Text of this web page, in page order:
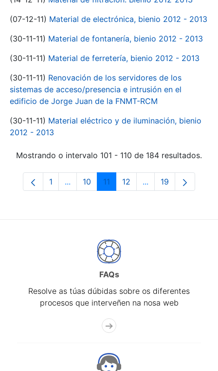
(07-12-11) Material de electrónica, bienio 2012 - 2013
(30-11-11) Material de fontanería, bienio 2012 - 2013
(30-11-11) Material de ferretería, bienio 2012 - 2013
(30-11-11) Renovación de los servidores de los
sistemas de acceso/presencia e intrusión en el
edificio de Jorge Juan de la FNMT-RCM
(30-11-11) Material eléctrico y de iluminación, bienio
2012 - 2013
Mostrando o intervalo 101 - 110 de 184 resultados.
Páxina
1 ...Páxinas intermedias Use pestaña para
Páxina
10 Páxina
11 Páxina
12 ...PáxinasPáxina
19
FAQs
Resolve as túas dúbidas sobre os diferentes
procesos que interveñen na nosa web